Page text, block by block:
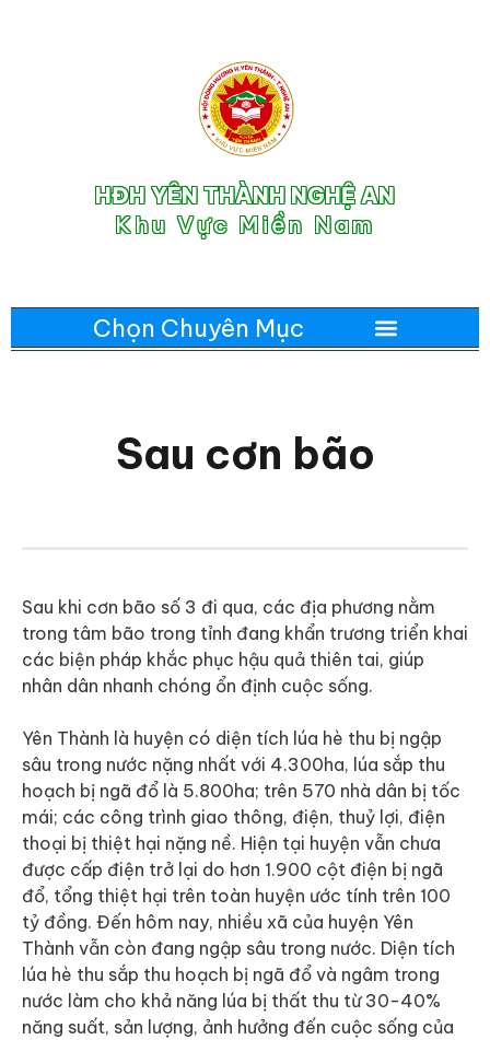
HĐH YÊN THÀNH NGHỆ AN
Khu Vực Miền Nam
Sau cơn bão
Sau khi cơn bão số 3 đi qua, các địa phương nằm
trong tâm bão trong tỉnh đang khẩn trương triển khai
các biện pháp khắc phục hậu quả thiên tai, giúp
nhân dân nhanh chóng ổn định cuộc sống.
Yên Thành là huyện có diện tích lúa hè thu bị ngập
sâu trong nước nặng nhất với 4.300ha, lúa sắp thu
hoạch bị ngã đổ là 5.800ha; trên 570 nhà dân bị tốc
mái; các công trình giao thông, điện, thuỷ lợi, điện
thoại bị thiệt hại nặng nề. Hiện tại huyện vẫn chưa
được cấp điện trở lại do hơn 1.900 cột điện bị ngã
đổ, tổng thiệt hại trên toàn huyện ước tính trên 100
tỷ đồng. Đến hôm nay, nhiều xã của huyện Yên
Thành vẫn còn đang ngập sâu trong nước. Diện tích
lúa hè thu sắp thu hoạch bị ngã đổ và ngâm trong
nước làm cho khả năng lúa bị thất thu từ 30-40%
năng suất, sản lượng, ảnh hưởng đến cuộc sống của